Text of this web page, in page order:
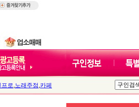
프로,노래주점 ,카페